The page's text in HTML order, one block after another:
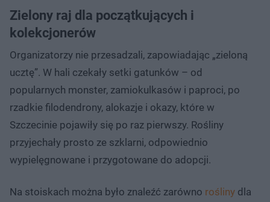
Zielony raj dla początkujących i
kolekcjonerów
Organizatorzy nie przesadzali, zapowiadając „zieloną
ucztę”. W hali czekały setki gatunków – od
popularnych monster, zamiokulkasów i paproci, po
rzadkie filodendrony, alokazje i okazy, które w
Szczecinie pojawiły się po raz pierwszy. Rośliny
przyjechały prosto ze szklarni, odpowiednio
wypielęgnowane i przygotowane do adopcji.
Na stoiskach można było znaleźć zarówno rośliny dla